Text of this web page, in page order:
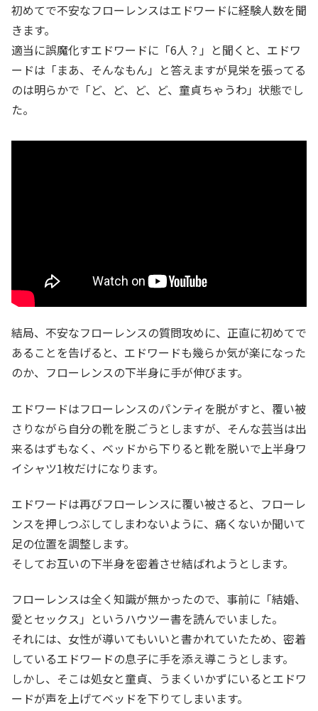
初めてで不安なフローレンスはエドワードに経験人数を聞
きます。
適当に誤魔化すエドワードに「6人？」と聞くと、エドワ
ードは「まあ、そんなもん」と答えますが見栄を張ってる
のは明らかで「ど、ど、ど、ど、童貞ちゃうわ」状態でし
た。
結局、不安なフローレンスの質問攻めに、正直に初めてで
あることを告げると、エドワードも幾らか気が楽になった
のか、フローレンスの下半身に手が伸びます。
エドワードはフローレンスのパンティを脱がすと、覆い被
さりながら自分の靴を脱ごうとしますが、そんな芸当は出
来るはずもなく、ベッドから下りると靴を脱いで上半身ワ
イシャツ1枚だけになります。
エドワードは再びフローレンスに覆い被さると、フローレ
ンスを押しつぶしてしまわないように、痛くないか聞いて
足の位置を調整します。
そしてお互いの下半身を密着させ結ばれようとします。
フローレンスは全く知識が無かったので、事前に「結婚、
愛とセックス」というハウツー書を読んでいました。
それには、女性が導いてもいいと書かれていたため、密着
しているエドワードの息子に手を添え導こうとします。
しかし、そこは処女と童貞、うまくいかずにいるとエドワ
ードが声を上げてベッドを下りてしまいます。